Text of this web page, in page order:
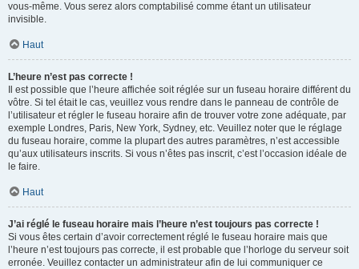
vous-même. Vous serez alors comptabilisé comme étant un utilisateur
invisible.
Haut
L’heure n’est pas correcte !
Il est possible que l’heure affichée soit réglée sur un fuseau horaire différent du
vôtre. Si tel était le cas, veuillez vous rendre dans le panneau de contrôle de
l’utilisateur et régler le fuseau horaire afin de trouver votre zone adéquate, par
exemple Londres, Paris, New York, Sydney, etc. Veuillez noter que le réglage
du fuseau horaire, comme la plupart des autres paramètres, n’est accessible
qu’aux utilisateurs inscrits. Si vous n’êtes pas inscrit, c’est l’occasion idéale de
le faire.
Haut
J’ai réglé le fuseau horaire mais l’heure n’est toujours pas correcte !
Si vous êtes certain d’avoir correctement réglé le fuseau horaire mais que
l’heure n’est toujours pas correcte, il est probable que l’horloge du serveur soit
erronée. Veuillez contacter un administrateur afin de lui communiquer ce